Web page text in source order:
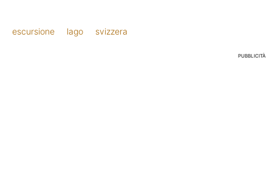
escursione lago svizzera
PUBBLICITÀ